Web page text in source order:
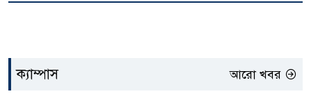
ক্যাম্পাস আরো খবর